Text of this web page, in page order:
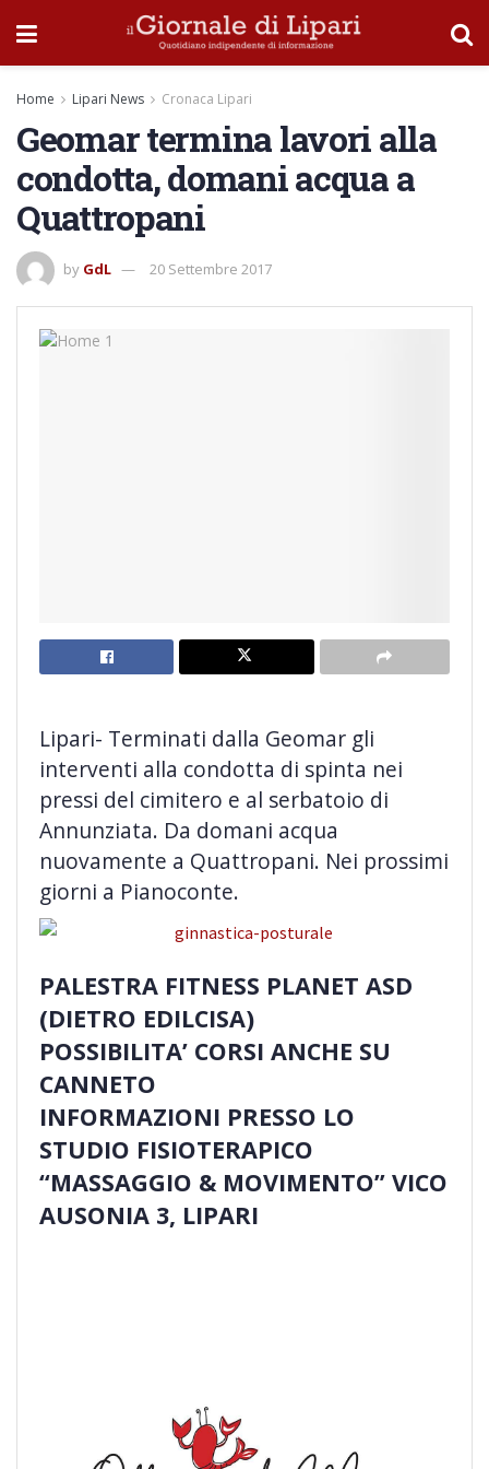
Home Lipari News Cronaca Lipari
Geomar termina lavori alla
condotta, domani acqua a
Quattropani
by GdL 20 Settembre 2017
Lipari- Terminati dalla Geomar gli
interventi alla condotta di spinta nei
pressi del cimitero e al serbatoio di
Annunziata. Da domani acqua
nuovamente a Quattropani. Nei prossimi
giorni a Pianoconte.
PALESTRA FITNESS PLANET ASD
(DIETRO EDILCISA)
POSSIBILITA’ CORSI ANCHE SU
CANNETO
INFORMAZIONI PRESSO LO
STUDIO FISIOTERAPICO
“MASSAGGIO & MOVIMENTO” VICO
AUSONIA 3, LIPARI